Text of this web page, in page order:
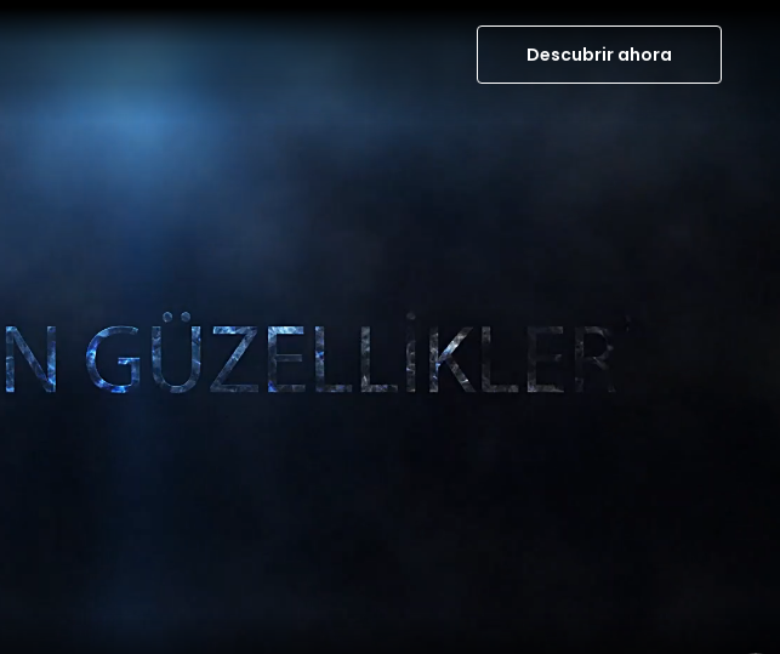
Descubrir ahora